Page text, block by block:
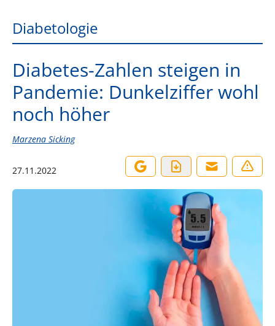
Diabetologie
Diabetes-Zahlen steigen in
Pandemie: Dunkelziffer wohl
noch höher
Marzena Sicking
27.11.2022